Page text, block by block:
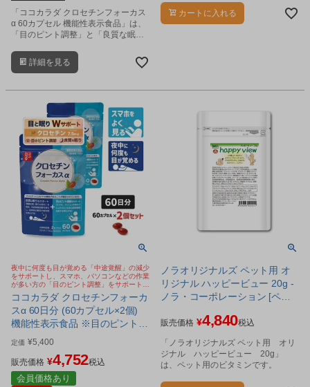
「ココカラダ クロセチンフォーカス
α 60カプセル 機能性表示食品」は、
「目のピント調整」と「良質な眠
を配合したサプリメントです。
詳細を見る
カートに入れる
夜中に何度も目が覚める「中途覚醒」の減少
をサポートし、スマホ、パソコンなどの作業
が多い方の「目のピント調整」をサポートす
るサプリメント
ココカラダ クロセチンフォーカ
スα 60日分 (60カプセル×2個)
機能性表示食品 ※目のピント調
節 睡眠の質 Wサポート サプリ
[睡眠サプリ/目サプリ] ※ネコポ
ス対応商品
定価 ¥5,400
販売価格 ¥4,752税込
会員価格あり
ノラオリジナルズ ペット用 オ
リジナル ハッピービュー 20g -
ノラ・コーポレーション [ペッ
販売価格 ¥4,840税込
「ノラオリジナルズ ペット用 オリ
ジナル ハッピービュー 20g」
は、ペット用のビタミンです。